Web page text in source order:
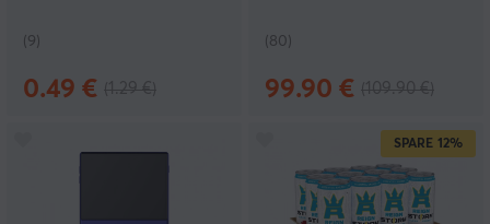
(9)
0.49 €
(80)
99.90 €
SPARE 12%